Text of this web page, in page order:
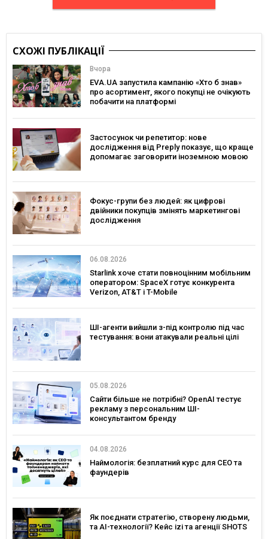
СХОЖІ ПУБЛІКАЦІЇ
Вчора
EVA.UA запустила кампанію «Хто б знав»
про асортимент, якого покупці не очікують
побачити на платформі
Застосунок чи репетитор: нове
дослідження від Preply показує, що краще
допомагає заговорити іноземною мовою
Фокус-групи без людей: як цифрові
двійники покупців змінять маркетингові
дослідження
06.08.2026
Starlink хоче стати повноцінним мобільним
оператором: SpaceX готує конкурента
Verizon, AT&T і T-Mobile
ШІ-агенти вийшли з-під контролю під час
тестування: вони атакували реальні цілі
05.08.2026
Сайти більше не потрібні? OpenAI тестує
рекламу з персональним ШІ-
консультантом бренду
04.08.2026
Наймологія: безплатний курс для CEO та
фаундерів
Як поєднати стратегію, створену людьми,
та AI-технології? Кейс izi та агенції SHOTS